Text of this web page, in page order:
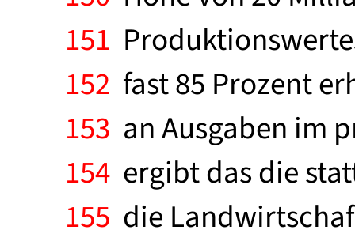
151
152 fast 85 Prozent
153 an Ausgaben im
154 ergibt das die
155 die